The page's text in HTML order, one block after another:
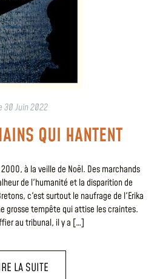
30 Juin 2022
QUI HANTENT
à la veille de Noël. Des marchands
de l'humanité et la disparition de
c'est surtout le naufrage de l'Erika
grosse tempête qui attise les craintes.
au tribunal, il y a […]
LA SUITE